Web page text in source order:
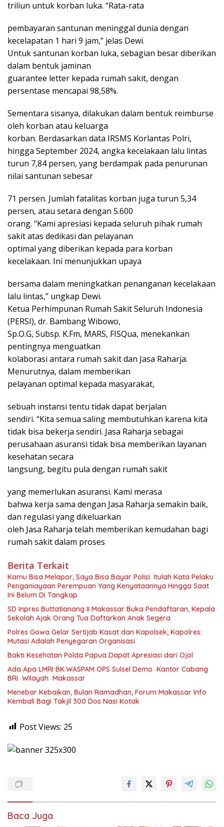
triliun untuk korban luka. “Rata-rata
pembayaran santunan meninggal dunia dengan
kecelapatan 1 hari 9 jam,” jelas Dewi.
Untuk santunan korban luka, sebagian besar diberikan
dalam bentuk jaminan
guarantee letter kepada rumah sakit, dengan
persentase mencapai 98,58%.
Sementara sisanya, dilakukan dalam bentuk reimburse
oleh korban atau keluarga
korban. Berdasarkan data IRSMS Korlantas Polri,
hingga September 2024, angka kecelakaan lalu lintas
turun 7,84 persen, yang berdampak pada penurunan
nilai santunan sebesar
71 persen. Jumlah fatalitas korban juga turun 5,34
persen, atau setara dengan 5.600
orang. “Kami apresiasi kepada seluruh pihak rumah
sakit atas dedikasi dan pelayanan
optimal yang diberikan kepada para korban
kecelakaan. Ini menunjukkan upaya
bersama dalam meningkatkan penanganan kecelakaan
lalu lintas,” ungkap Dewi.
Ketua Perhimpunan Rumah Sakit Seluruh Indonesia
(PERSI), dr. Bambang Wibowo,
Sp.O.G, Subsp. K.Fm, MARS, FISQua, menekankan
pentingnya menguatkan
kolaborasi antara rumah sakit dan Jasa Raharja.
Menurutnya, dalam memberikan
pelayanan optimal kepada masyarakat,
sebuah instansi tentu tidak dapat berjalan
sendiri. “Kita semua saling membutuhkan karena kita
tidak bisa bekerja sendiri. Jasa Raharja sebagai
perusahaan asuransi tidak bisa memberikan layanan
kesehatan secara
langsung, begitu pula dengan rumah sakit
yang memerlukan asuransi. Kami merasa
bahwa kerja sama dengan Jasa Raharja semakin baik,
dan regulasi yang dikeluarkan
oleh Jasa Raharja telah memberikan kemudahan bagi
rumah sakit dalam proses
Berita Terkait
Kamu Bisa Melapor, Saya Bisa Bayar Polisi. Itulah Kata Pelaku
Penganiayaan Perempuan Yang Kenyataannya Hingga Saat
Ini Belum Di Tangkap
SD Inpres Buttatianang II Makassar Buka Pendaftaran, Kepala
Sekolah Ajak Orang Tua Daftarkan Anak Segera
Polres Gowa Gelar Sertijab Kasat dan Kapolsek, Kapolres:
Mutasi Adalah Penyegaran Organisasi
Bakti Kesehatan Polda Papua Dapat Apresiasi dari Ojol
Ada Apa LMRI BK.WASPAM OPS Sulsel Demo Kantor Cabang
BRI Wilayah Makassar
Menebar Kebaikan, Bulan Ramadhan, Forum Makassar Info
Kembali Bagi Takjil 300 Dos Nasi Kotak
Post Views: 25
Baca Juga